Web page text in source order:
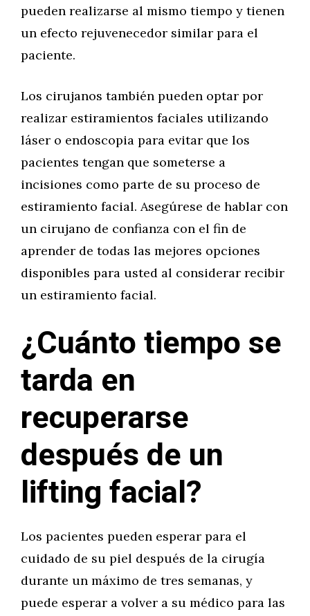
pueden realizarse al mismo tiempo y tienen
un efecto rejuvenecedor similar para el
paciente.
Los cirujanos también pueden optar por
realizar estiramientos faciales utilizando
láser o endoscopia para evitar que los
pacientes tengan que someterse a
incisiones como parte de su proceso de
estiramiento facial. Asegúrese de hablar con
un cirujano de confianza con el fin de
aprender de todas las mejores opciones
disponibles para usted al considerar recibir
un estiramiento facial.
¿Cuánto tiempo se
tarda en
recuperarse
después de un
lifting facial?
Los pacientes pueden esperar para el
cuidado de su piel después de la cirugía
durante un máximo de tres semanas, y
puede esperar a volver a su médico para las